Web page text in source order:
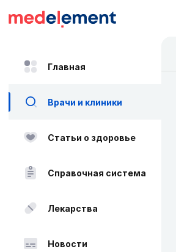
Главная
Врачи и клиники
Статьи о здоровье
Справочная система
Лекарства
Новости